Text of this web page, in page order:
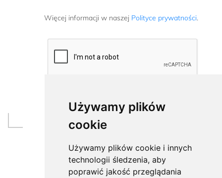
Używamy plików
cookie
Używamy plików cookie i innych
technologii śledzenia, aby
poprawić jakość przeglądania
Więcej informacji w naszej Polityce prywatności.